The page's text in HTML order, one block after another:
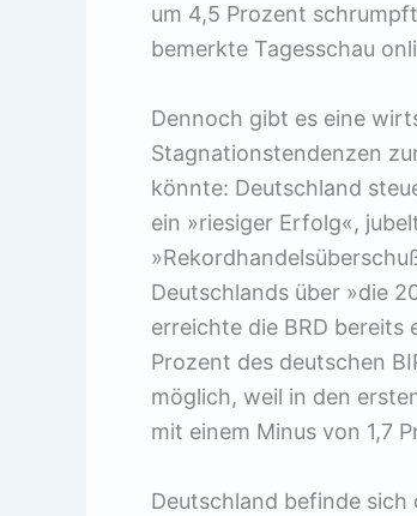
um 4,5 Prozent
bemerkte Tagesschau
Dennoch gibt es eine
Stagnationstendenzen
könnte: Deutschland
ein »riesiger Erfolg«,
Deutschlands über »die
erreichte die BRD bereits
Prozent des deutschen
möglich, weil in den
mit einem Minus von 1,7
Deutschland befinde sich